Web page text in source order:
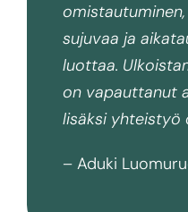
sujuvaa ja
luottaa.
on vapauttanut
lisäksi yhteistyö
– Aduki